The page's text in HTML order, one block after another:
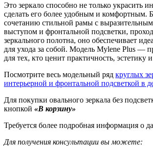
Это зеркало способно не только украсить
сделать его более удобным и комфортным.
сочетанию стильной рамы с
выступом и фронтальной подсветки,
зеркального полотна, оно обеспечивает
для ухода за собой. Модель Mylene Plus —
для тех, кто ценит практичность, эстетику
Посмотрите весь модельный ряд круглых
интерьерной и фронтальной подсветкой в
Для покупки овального зеркала без
кнопкой «В корзину»
Требуется более подробная информация о
Для получения консультации вы можете: